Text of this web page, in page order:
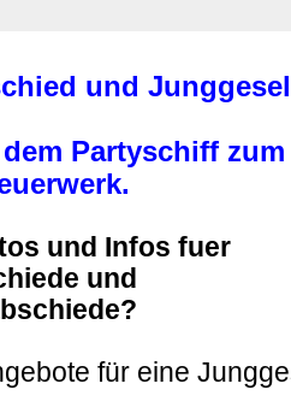
und
Partyschiff
und Infos fuer
und
für eine